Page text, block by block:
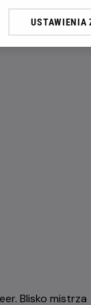
odbiorców i
Lista Zaufanych
USTAWIENIA